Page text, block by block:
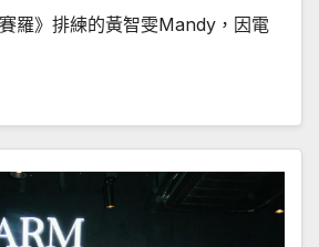
羅》排練的黃智雯Mandy，因電